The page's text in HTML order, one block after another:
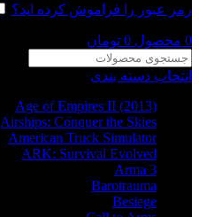
رمز عبور را فراموش کرده اید؟
0 محصول 0 تومان
انتخاب دسته بندی
Age of Empires II (2013)
Airships: Conquer the Skies
American Truck Simulator
ARK: Survival Evolved
Arma 3
Barotrauma
Besiege